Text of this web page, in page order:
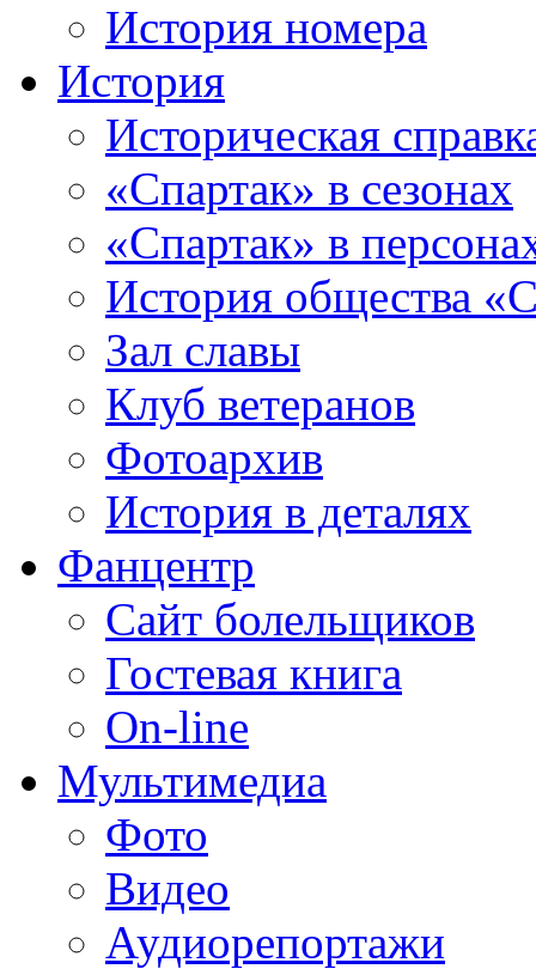
История номера
История
Историческая
«Спартак» в сезонах
«Спартак» в
История общества
Зал славы
Клуб ветеранов
Фотоархив
История в деталях
Фанцентр
Сайт болельщиков
Гостевая книга
On-line
Мультимедиа
Фото
Видео
Аудиорепортажи